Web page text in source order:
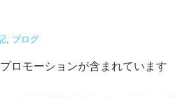
, ブログ
ロモーションが含まれています